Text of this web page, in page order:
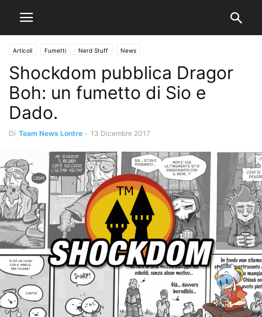
Articoli Fumetti Nerd Stuff News
Shockdom pubblica Dragor
Boh: un fumetto di Sio e
Dado.
Di Team News Lontre - 13 Dicembre 2017